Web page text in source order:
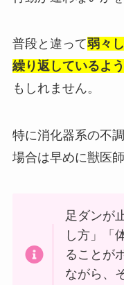
普段と違って弱々
繰り返しているよ
もしれません。
特に消化器系の不
場合は早めに獣医
足ダンが
し方」「
ることが
ながら、